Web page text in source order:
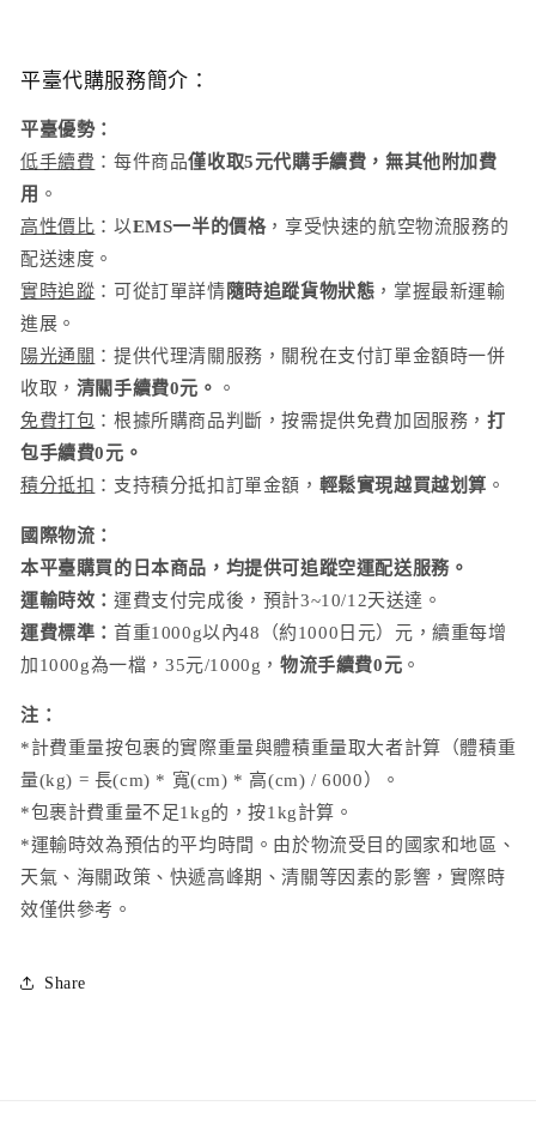
平臺代購服務簡介：
平臺優勢：
低手續費 ：每件商品僅收取5元代購手續費，無其他附加費
用 。
高性價比 ：以EMS一半的價格，享受快速的航空物流服務的
配送速度。
實時追蹤 ：可從訂單詳情隨時追蹤貨物狀態 ，掌握最新運輸
進展。
陽光通關 ：提供代理清關服務，關稅在支付訂單金額時一併
收取， 清關手續費0元。
。
免費打包 ：根據所購商品判斷，按需提供免費加固服務，打
包手續費0元。
積分抵扣 ：支持積分抵扣訂單金額， 輕鬆實現越買越划算 。
國際物流：
本平臺購買的日本商品，均提供可追蹤空運配送服務。
運輸時效： 運費支付完成後，預計3~10/12天送達。
運費標準： 首重1000g以內48（約1000日元）元，續重每增
加1000g為一檔，35元/1000g，物流手續費0元 。
注：
*計費重量按包裹的實際重量與體積重量取大者計算（體積重
量(kg) = 長(cm) * 寬(cm) * 高(cm) / 6000）。
*包裹計費重量不足1kg的，按1kg計算。
*運輸時效為預估的平均時間。由於物流受目的國家和地區、
天氣、海關政策、快遞高峰期、清關等因素的影響，實際時
效僅供參考。
Share